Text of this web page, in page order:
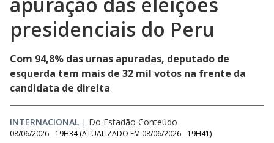
presidenciais do Peru
Com 94,8% das urnas apuradas, deputado de
esquerda tem mais de 32 mil votos na frente da
candidata de direita
INTERNACIONAL | Do Estadão Conteúdo
08/06/2026 - 19H34 (ATUALIZADO EM 08/06/2026 - 19H41)